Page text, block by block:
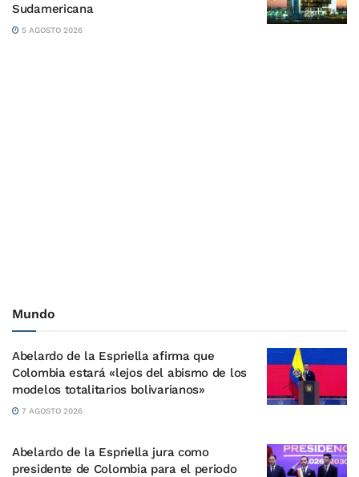
Sudamericana
5 AGOSTO 2026
Mundo
Abelardo de la Espriella afirma que
Colombia estará «lejos del abismo de los
modelos totalitarios bolivarianos»
7 AGOSTO 2026
Abelardo de la Espriella jura como
presidente de Colombia para el periodo